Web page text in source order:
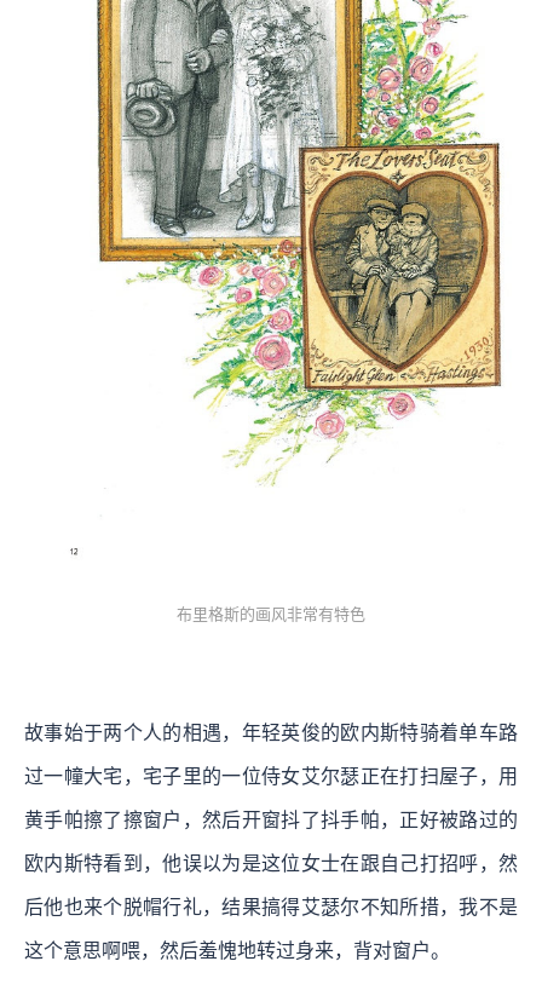
布里格斯的画风非常有特色
故事始于两个人的相遇，年轻英俊的欧内斯特骑着单车路
过一幢大宅，宅子里的一位侍女艾尔瑟正在打扫屋子，用
黄手帕擦了擦窗户，然后开窗抖了抖手帕，正好被路过的
欧内斯特看到，他误以为是这位女士在跟自己打招呼，然
后他也来个脱帽行礼，结果搞得艾瑟尔不知所措，我不是
这个意思啊喂，然后羞愧地转过身来，背对窗户。